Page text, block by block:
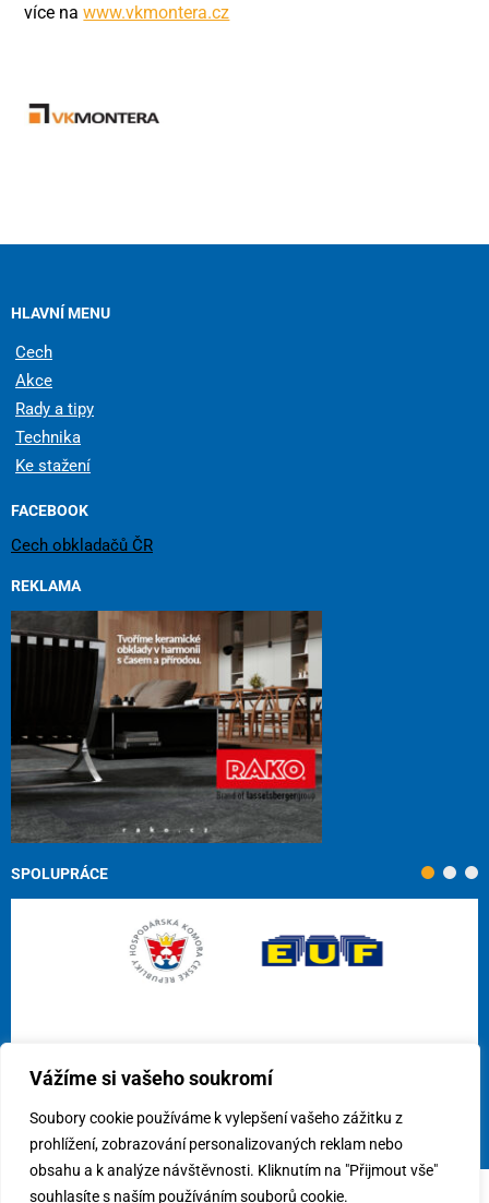
Vážíme si vašeho soukromí
Soubory cookie používáme k vylepšení vašeho zážitku z
prohlížení, zobrazování personalizovaných reklam nebo
obsahu a k analýze návštěvnosti. Kliknutím na "Přijmout vše"
souhlasíte s naším používáním souborů cookie.
více nawww.vkmontera.cz
HLAVNÍ MENU
Cech
Akce
Rady a tipy
Technika
Ke stažení
FACEBOOK
Cech obkladačů ČR
REKLAMA
SPOLUPRÁCE